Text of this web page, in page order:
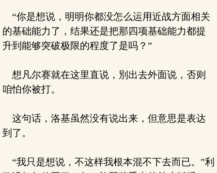
“你是想说，明明你都没怎么运用近战方面相关
的基础能力了，结果还是把那四项基础能力都提
升到能够突破极限的程度了是吗？”
想凡尔赛就在这里直说，別出去外面说，否则
咱怕你被打。
这句话，洛基虽然没有说出来，但意思是表达
到了。
“我只是想说，不这样我根本混不下去而已。”利